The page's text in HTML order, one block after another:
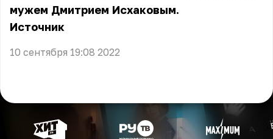
мужем Дмитрием Исхаковым.
Источник
10 сентября 19:08 2022